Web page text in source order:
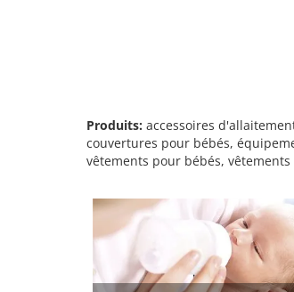
Produits: accessoires
couvertures pour bébés,
vêtements pour bébés,